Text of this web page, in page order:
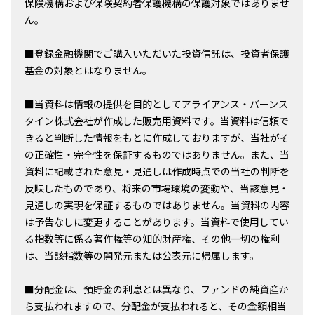
保険機構および保険契約者保護機構の保護対象ではありませ
ん。
■登録金融機関でご購入いただいた投資信託は、投資者保護
基金の対象とはなりません。
■当資料は情報の提供を目的としてアライアンス・バーンス
タイン株式会社が作成した販売用資料です。当資料は信頼で
きると判断した情報をもとに作成しておりますが、当社がそ
の正確性・完全性を保証するものではありません。また、当
資料に記載された意見・見通しは作成時点での当社の判断を
反映したものであり、将来の市場環境の変動や、当該意見・
見通しの実現を保証するものではありません。当資料の内容
は予告なしに変更することがあります。当資料で使用してい
る指数等に係る著作権等の知的財産権、その他一切の権利
は、当該指数等の開発元または公表元に帰属します。
■分配金は、預貯金の利息とは異なり、ファンドの純資産か
ら支払われますので、分配金が支払われると、その金額相当